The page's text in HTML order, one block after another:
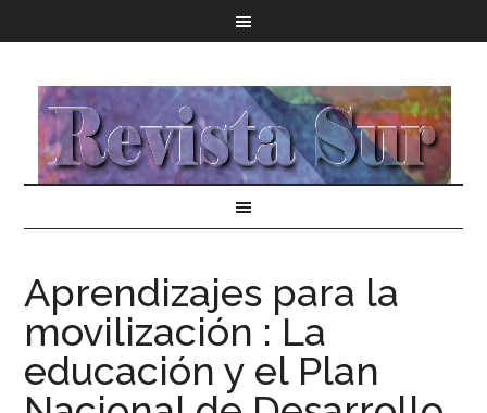
Aprendizajes para la
movilización : La
educación y el Plan